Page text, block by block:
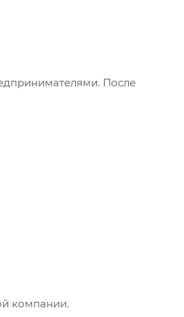
После
компании.